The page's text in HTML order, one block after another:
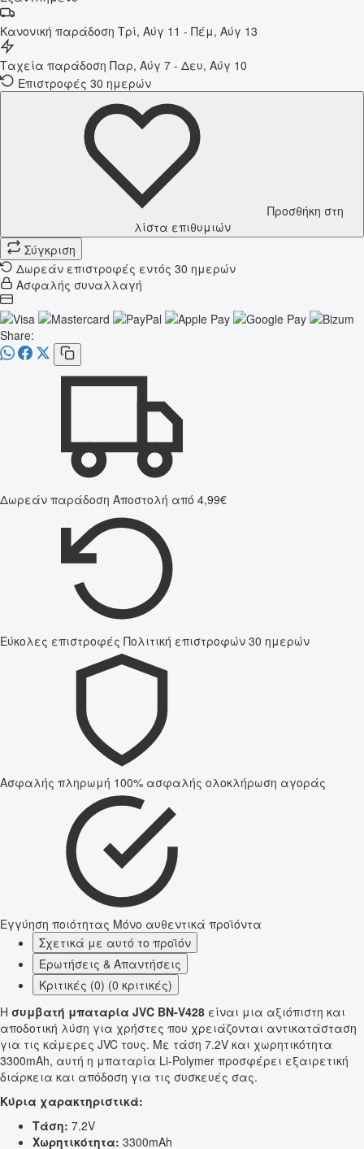
Κανονική παράδοση Τρί, Αύγ 11 - Πέμ, Αύγ 13
Ταχεία παράδοση Παρ, Αύγ 7 - Δευ, Αύγ 10
Επιστροφές 30 ημερών
Προσθήκη στη
λίστα επιθυμιών
Σύγκριση
Δωρεάν επιστροφές εντός 30 ημερών
Ασφαλής συναλλαγή
Share:
Δωρεάν παράδοση Αποστολή από 4,99€
Εύκολες επιστροφές Πολιτική επιστροφών 30 ημερών
Ασφαλής πληρωμή 100% ασφαλής ολοκλήρωση αγοράς
Εγγύηση ποιότητας Μόνο αυθεντικά προϊόντα
Σχετικά με αυτό το προϊόν
Ερωτήσεις & Απαντήσεις
Κριτικές (0) (0 κριτικές)
Η συμβατή μπαταρία JVC BN-V428 είναι μια αξιόπιστη και
αποδοτική λύση για χρήστες που χρειάζονται αντικατάσταση
για τις κάμερες JVC τους. Με τάση 7.2V και χωρητικότητα
3300mAh, αυτή η μπαταρία Li-Polymer προσφέρει εξαιρετική
διάρκεια και απόδοση για τις συσκευές σας.
Κύρια χαρακτηριστικά:
Τάση: 7.2V
Χωρητικότητα: 3300mAh